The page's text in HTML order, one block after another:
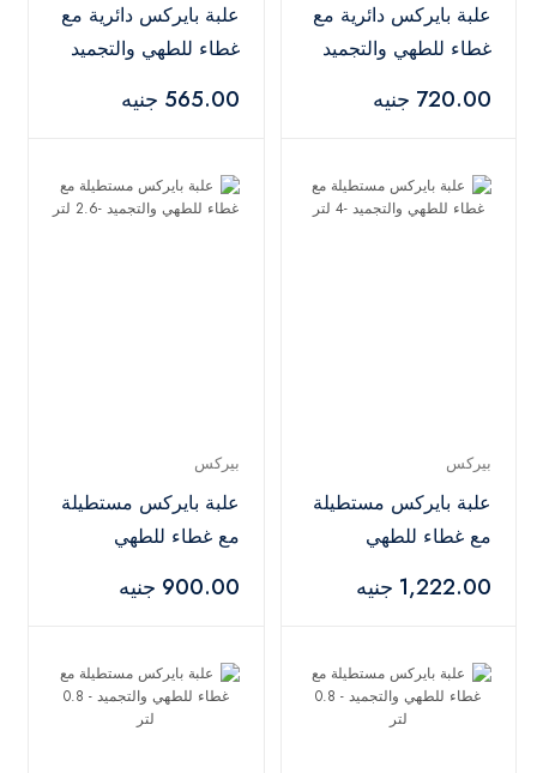
علبة بايركس دائرية مع
غطاء للطهي والتجميد
720.00 جنيه
علبة بايركس دائرية مع
غطاء للطهي والتجميد
565.00 جنيه
بيركس
علبة بايركس مستطيلة
مع غطاء للطهي
1,222.00 جنيه
بيركس
علبة بايركس مستطيلة
مع غطاء للطهي
900.00 جنيه